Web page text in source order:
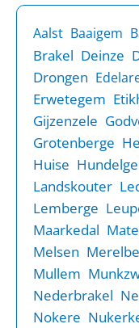
Aalst Baaigem
Brakel Deinze
Drongen
Erwetegem
Gijzenzele
Grotenberge
Huise
Landskouter
Lemberge
Maarkedal
Melsen
Mullem
Nederbrakel
Nokere